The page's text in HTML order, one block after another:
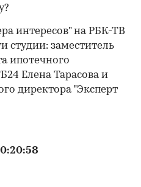
интересов" на РБК-ТВ
студии: заместитель
ипотечного
Елена Тарасова и
директора "Эксперт